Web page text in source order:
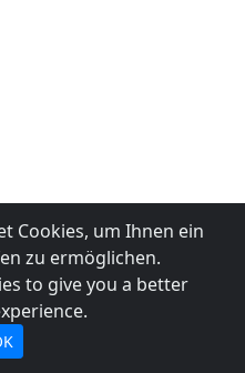
Cookies, um Ihnen ein
zu ermöglichen.
to give you a better